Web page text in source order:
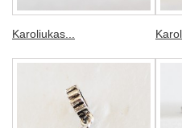
Karoliukas...